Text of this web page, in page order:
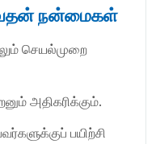
நன்மைகள்
செயல்முறை
அதிகரிக்கும்.
பயிற்சி